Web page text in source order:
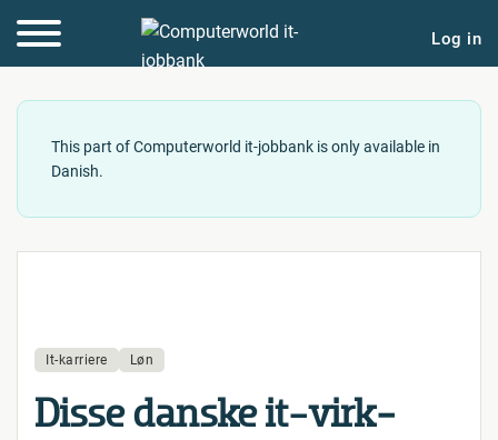
Log in
This part of Computerworld it-jobbank is only available in
Danish.
It-karriere Løn
Disse danske it-virk­